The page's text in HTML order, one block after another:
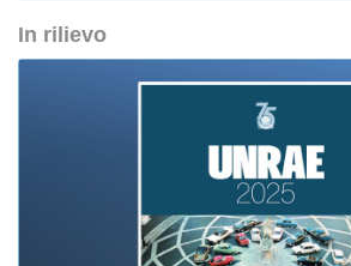
In rilievo